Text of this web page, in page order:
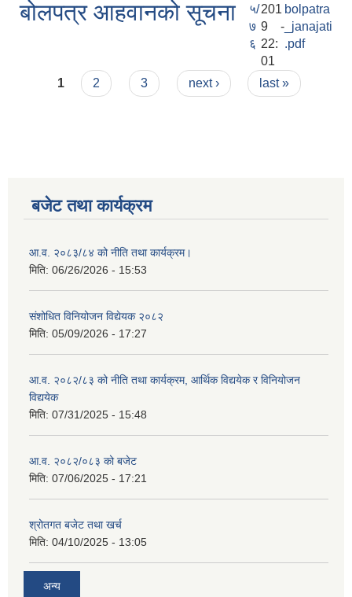
बोलपत्र आहवानको सूचना
५/
७
६
201
9 -
22:
01
bolpatra
_janajati
.pdf
Pages
1 2 3 next › last »
बजेट तथा कार्यक्रम
आ.व. २०८३/८४ को नीति तथा कार्यक्रम।
मिति: 06/26/2026 - 15:53
संशोधित विनियोजन विद्येयक २०८२
मिति: 05/09/2026 - 17:27
आ.व. २०८२/८३ को नीति तथा कार्यक्रम, आर्थिक विद्ययेक र विनियोजन
विद्ययेक
मिति: 07/31/2025 - 15:48
आ.व. २०८२/०८३ को बजेट
मिति: 07/06/2025 - 17:21
श्रोतगत बजेट तथा खर्च
मिति: 04/10/2025 - 13:05
अन्य